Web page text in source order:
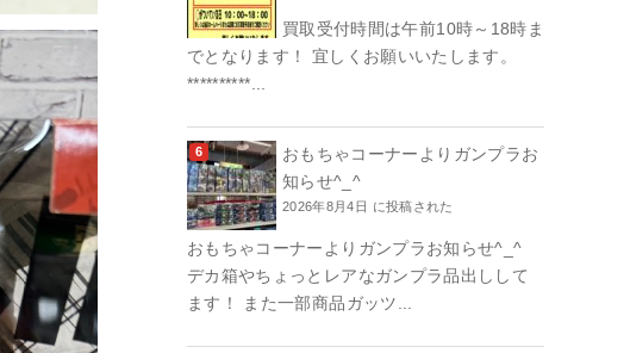
買取受付時間は午前10時～18時ま
でとなります！ 宜しくお願いいたします。
**********...
おもちゃコーナーよりガンプラお
知らせ^_^
2026年8月4日 に投稿された
おもちゃコーナーよりガンプラお知らせ^_^
デカ箱やちょっとレアなガンプラ品出しして
ます！ また一部商品ガッツ...